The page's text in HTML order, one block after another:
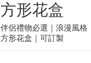
方形花盒
伴侶禮物必選｜浪漫風格
方形花盒｜可訂製